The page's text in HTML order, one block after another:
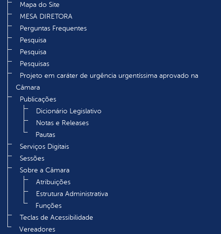
Mapa do Site
MESA DIRETORA
Perguntas Frequentes
Pesquisa
Pesquisa
Pesquisas
Projeto em caráter de urgência urgentíssima aprovado na
Câmara
Publicações
Dicionário Legislativo
Notas e Releases
Pautas
Serviços Digitais
Sessões
Sobre a Câmara
Atribuições
Estrutura Administrativa
Funções
Teclas de Acessibilidade
Vereadores